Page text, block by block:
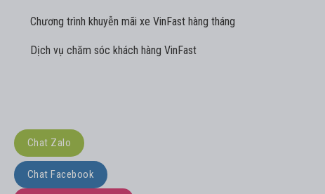
Chương trình khuyễn mãi xe VinFast hàng tháng
Dịch vụ chăm sóc khách hàng VinFast
Chat Zalo
Chat Facebook